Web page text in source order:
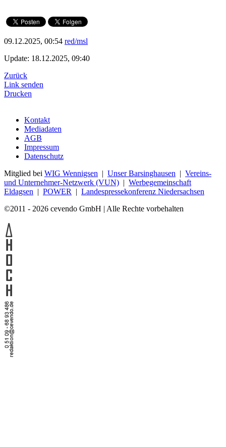
09.12.2025, 00:54 red/msl
Update: 18.12.2025, 09:40
Zurück
Link senden
Drucken
Kontakt
Mediadaten
AGB
Impressum
Datenschutz
Mitglied bei WIG Wennigsen | Unser Barsinghausen | Vereins-
und Unternehmer-Netzwerk (VUN) | Werbegemeinschaft
Eldagsen | POWER | Landespressekonferenz Niedersachsen
©2011 - 2026 cevendo GmbH | Alle Rechte vorbehalten